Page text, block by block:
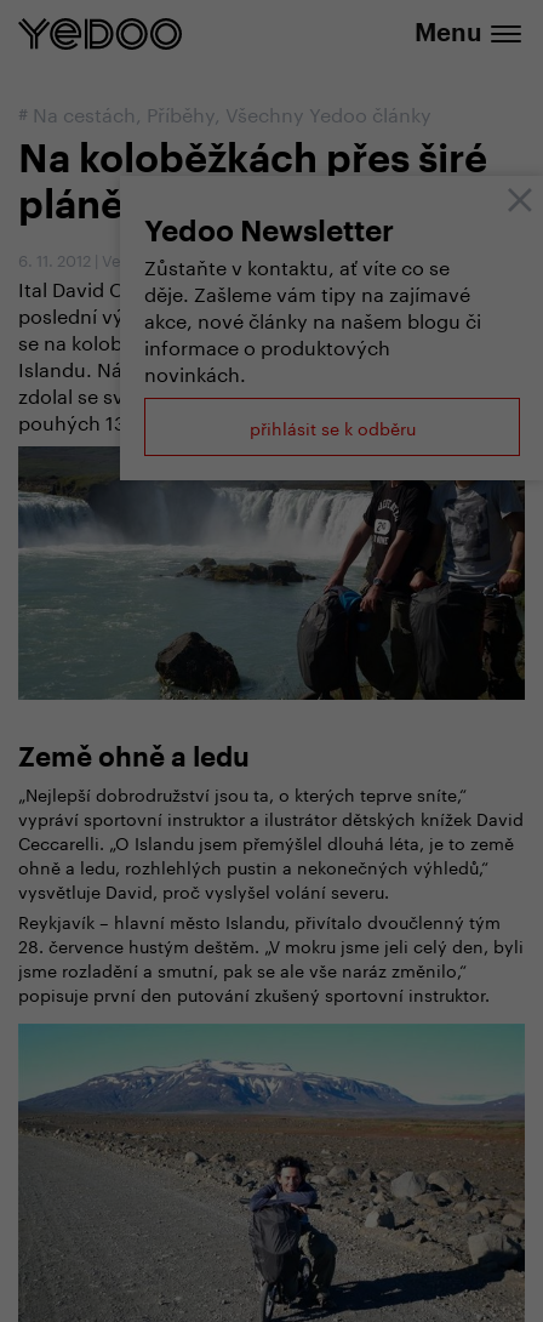
Menu
Yedoo Newsletter
Zůstaňte v kontaktu, ať víte co se
děje. Zašleme vám tipy na zajímavé
akce, nové články na našem blogu či
informace o produktových
novinkách.
přihlásit se k odběru
# Na cestách, Příběhy, Všechny Yedoo články
Na koloběžkách přes širé
pláně Islandu
6. 11. 2012 | Vendula Kosíková
Ital David Ceccarelli má duši dobrodruha. Po své
poslední výpravě kolem berlínské zdi na skateboardu
se na koloběžce Yedoo Ox vydal napříč širými pláněmi
Islandu. Náročnou trasu dlouhou přes 800 kilometrů
zdolal se svým kamarádem Andreem Gesmundem za
pouhých 13 dní.
Země ohně a ledu
„Nejlepší dobrodružství jsou ta, o kterých teprve sníte,“
vypráví sportovní instruktor a ilustrátor dětských knížek David
Ceccarelli. „O Islandu jsem přemýšlel dlouhá léta, je to země
ohně a ledu, rozhlehlých pustin a nekonečných výhledů,“
vysvětluje David, proč vyslyšel volání severu.
Reykjavík – hlavní město Islandu, přivítalo dvoučlenný tým
28. července hustým deštěm. „V mokru jsme jeli celý den, byli
jsme rozladění a smutní, pak se ale vše naráz změnilo,“
popisuje první den putování zkušený sportovní instruktor.